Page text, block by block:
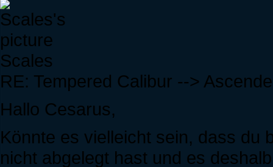
Scales
RE: Tempered Calibur -->
Hallo Cesarus,
Könnte es vielleicht sein, dass du
nicht abgelegt hast und es